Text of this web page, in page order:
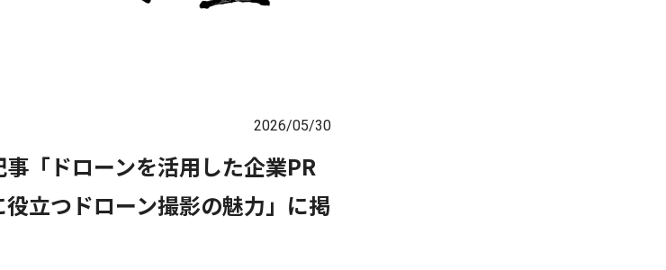
2026/05/30
「ドローンを活用した企業PR
立つドローン撮影の魅力」に掲